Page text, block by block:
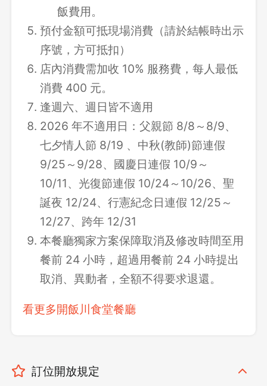
飯費用。
預付金額可抵現場消費（請於結帳時出示
序號，方可抵扣）
店內消費需加收 10% 服務費，每人最低
消費 400 元。
逢週六、週日皆不適用
2026 年不適用日：父親節 8/8～8/9、
七夕情人節 8/19 、中秋(教師)節連假
9/25～9/28、國慶日連假 10/9～
10/11、光復節連假 10/24～10/26、聖
誕夜 12/24、行憲紀念日連假 12/25～
12/27、跨年 12/31
本餐廳獨家方案保障取消及修改時間至用
餐前 24 小時，超過用餐前 24 小時提出
取消、異動者，全額不得要求退還。
看更多開飯川食堂餐廳
訂位開放規定